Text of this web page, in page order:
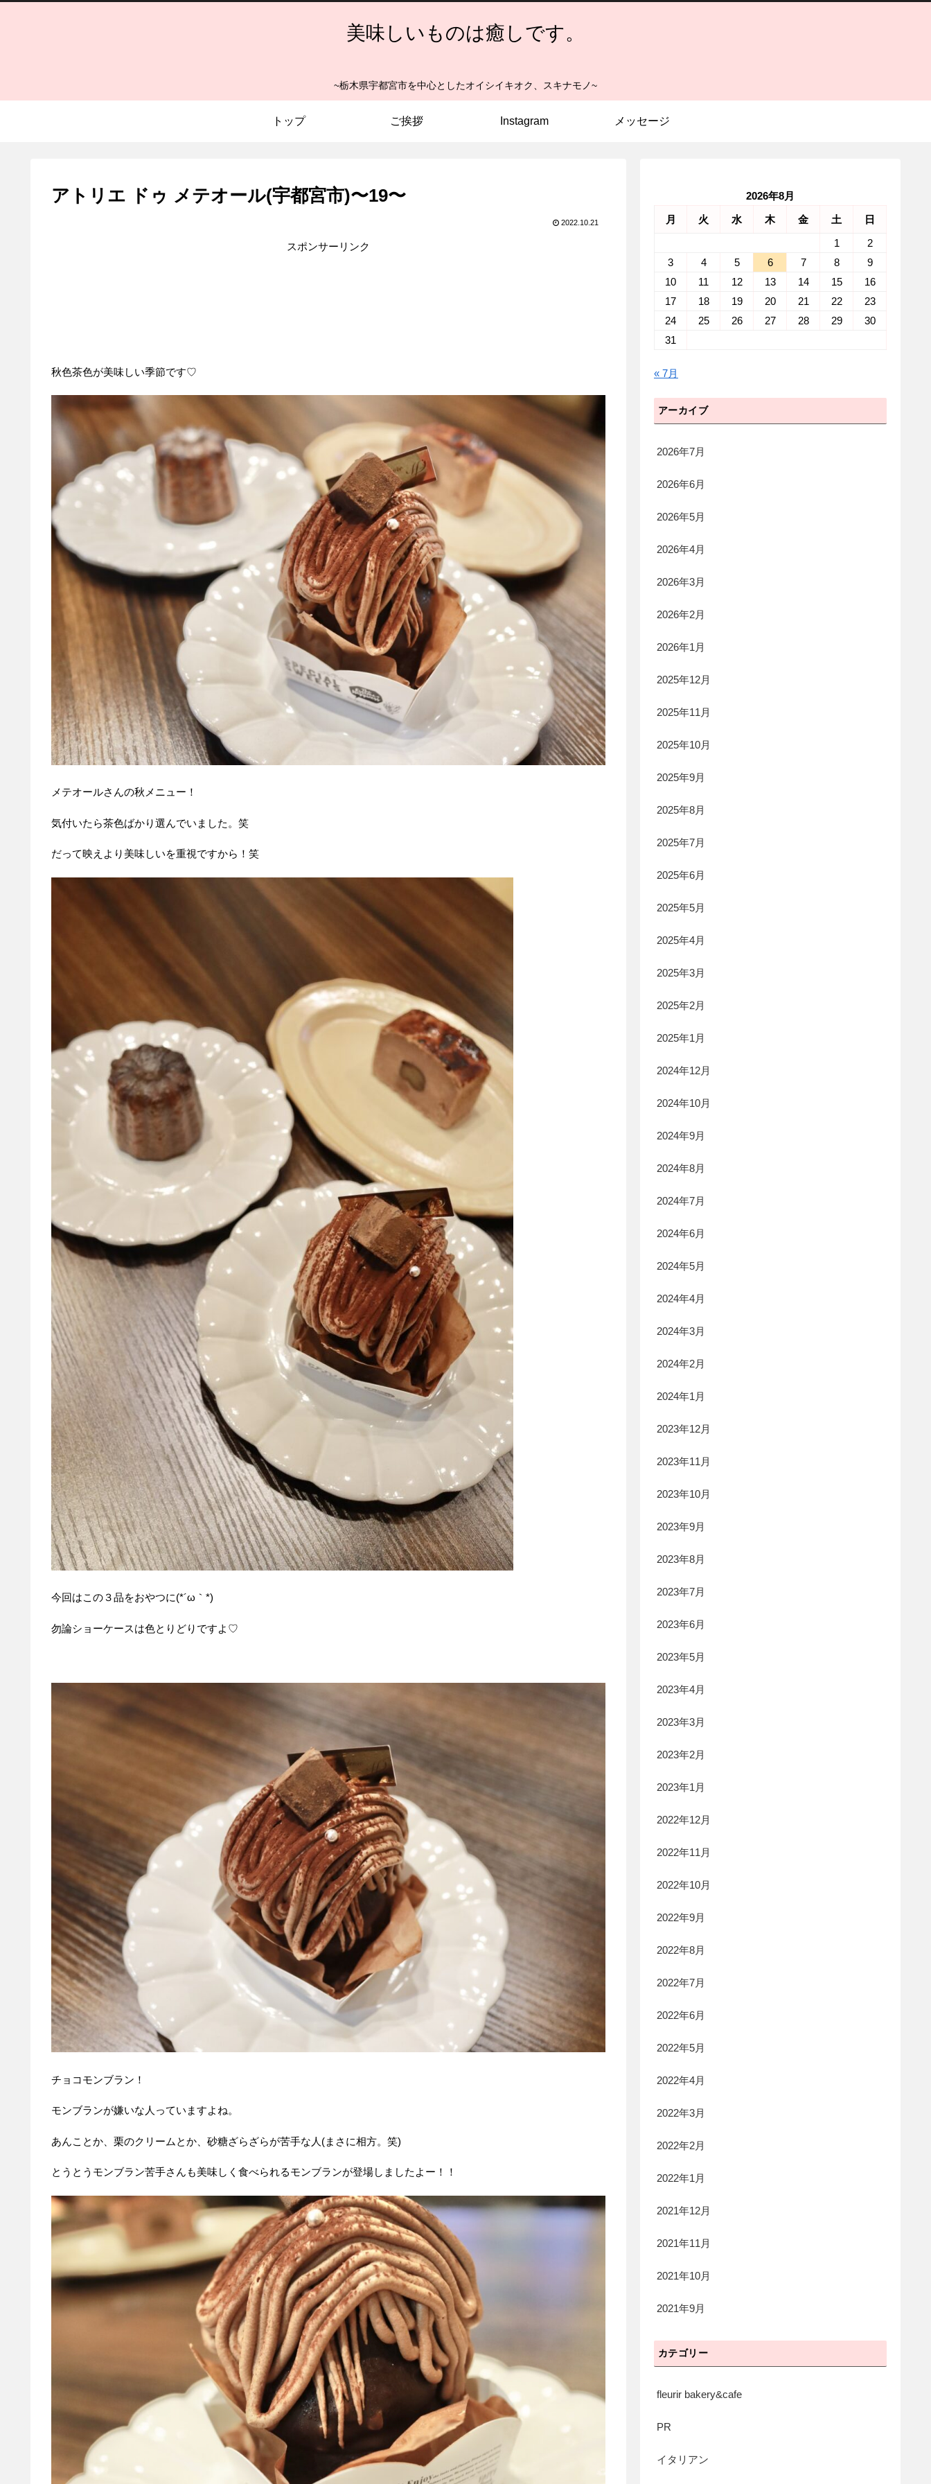
美味しいものは癒しです。
~栃木県宇都宮市を中心としたオイシイキオク、スキナモノ~
トップ ご挨拶 Instagram メッセージ
アトリエ ドゥ メテオール(宇都宮市)〜19〜
2022.10.21
スポンサーリンク
秋色茶色が美味しい季節です♡
メテオールさんの秋メニュー！
気付いたら茶色ばかり選んでいました。笑
だって映えより美味しいを重視ですから！笑
今回はこの３品をおやつに(*´ω｀*)
勿論ショーケースは色とりどりですよ♡
チョコモンブラン！
モンブランが嫌いな人っていますよね。
あんことか、栗のクリームとか、砂糖ざらざらが苦手な人(まさに相方。笑)
とうとうモンブラン苦手さんも美味しく食べられるモンブランが登場しましたよー！！
2026年8月
月
火 水 木 金 土
日
1
2
3
4 5 6 7 8
9
10
11 12 13 14 15
16
17
18 19 20 21 22
23
24
25 26 27 28 29
30
31
« 7月
アーカイブ
2026年7月
2026年6月
2026年5月
2026年4月
2026年3月
2026年2月
2026年1月
2025年12月
2025年11月
2025年10月
2025年9月
2025年8月
2025年7月
2025年6月
2025年5月
2025年4月
2025年3月
2025年2月
2025年1月
2024年12月
2024年10月
2024年9月
2024年8月
2024年7月
2024年6月
2024年5月
2024年4月
2024年3月
2024年2月
2024年1月
2023年12月
2023年11月
2023年10月
2023年9月
2023年8月
2023年7月
2023年6月
2023年5月
2023年4月
2023年3月
2023年2月
2023年1月
2022年12月
2022年11月
2022年10月
2022年9月
2022年8月
2022年7月
2022年6月
2022年5月
2022年4月
2022年3月
2022年2月
2022年1月
2021年12月
2021年11月
2021年10月
2021年9月
カテゴリー
fleurir bakery&cafe
PR
イタリアン